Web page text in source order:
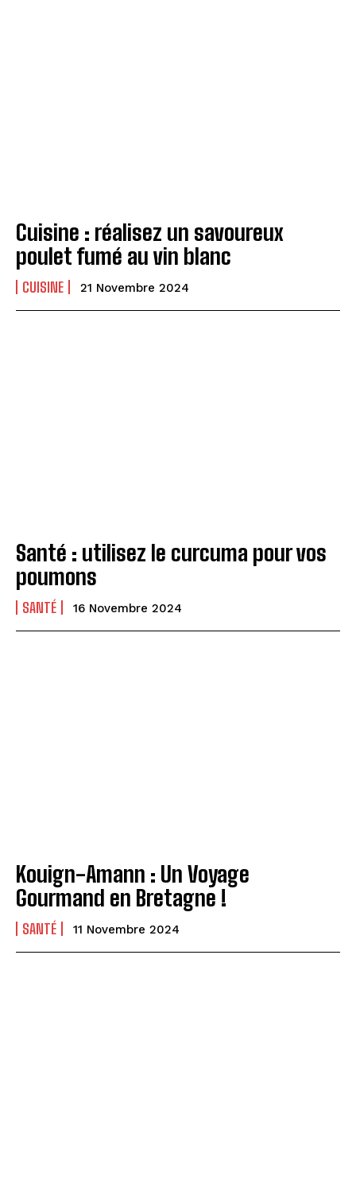
Cuisine : réalisez un savoureux
poulet fumé au vin blanc
CUISINE 21 Novembre 2024
Santé : utilisez le curcuma pour vos
poumons
SANTÉ 16 Novembre 2024
Kouign-Amann : Un Voyage
Gourmand en Bretagne !
SANTÉ 11 Novembre 2024